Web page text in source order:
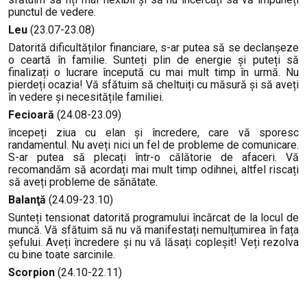
punctul de vedere.
Leu (23.07-23.08)
Datorită dificultăților financiare, s-ar putea să se declanșeze
o ceartă în familie. Sunteți plin de energie și puteți să
finalizați o lucrare începută cu mai mult timp în urmă. Nu
pierdeți ocazia! Vă sfătuim să cheltuiți cu măsură și să aveți
în vedere și necesitățile familiei.
Fecioară (24.08-23.09)
începeți ziua cu elan și încredere, care vă sporesc
randamentul. Nu aveți nici un fel de probleme de comunicare.
S-ar putea să plecați într-o călătorie de afaceri. Vă
recomandăm să acordați mai mult timp odihnei, altfel riscați
să aveți probleme de sănătate.
Balanţă (24.09-23.10)
Sunteți tensionat datorită programului încărcat de la locul de
muncă. Vă sfătuim să nu vă manifestați nemulțumirea în fața
șefului. Aveți încredere și nu vă lăsați copleșit! Veți rezolva
cu bine toate sarcinile.
Scorpion (24.10-22.11)